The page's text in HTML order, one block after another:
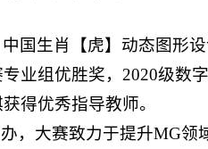
国生肖【虎】动态图形
业组优胜奖，2020级数
得优秀指导教师。
，大赛致力于提升MG领